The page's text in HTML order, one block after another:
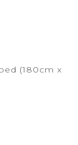
(180cm x